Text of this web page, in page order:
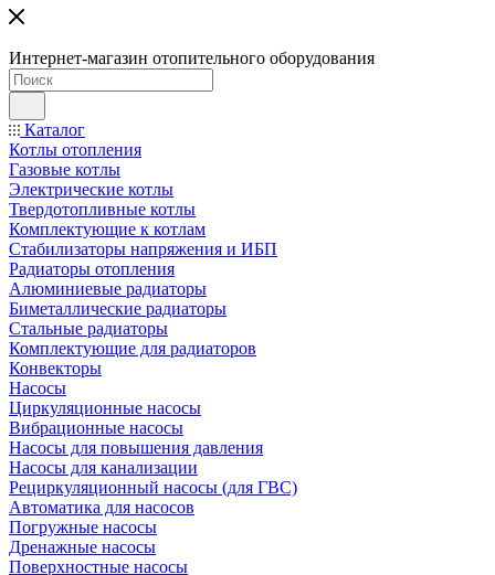
Интернет-магазин отопительного оборудования
Каталог
Котлы отопления
Газовые котлы
Электрические котлы
Твердотопливные котлы
Комплектующие к котлам
Стабилизаторы напряжения и ИБП
Радиаторы отопления
Алюминиевые радиаторы
Биметаллические радиаторы
Стальные радиаторы
Комплектующие для радиаторов
Конвекторы
Насосы
Циркуляционные насосы
Вибрационные насосы
Насосы для повышения давления
Насосы для канализации
Рециркуляционный насосы (для ГВС)
Автоматика для насосов
Погружные насосы
Дренажные насосы
Поверхностные насосы